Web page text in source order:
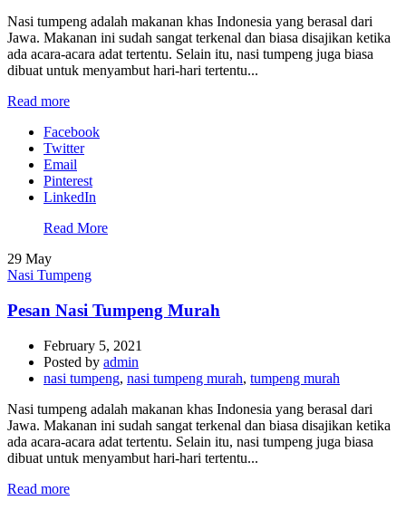
Nasi tumpeng adalah makanan khas Indonesia yang berasal dari
Jawa. Makanan ini sudah sangat terkenal dan biasa disajikan ketika
ada acara-acara adat tertentu. Selain itu, nasi tumpeng juga biasa
dibuat untuk menyambut hari-hari tertentu...
Read more
Facebook
Twitter
Email
Pinterest
LinkedIn
Read More
29 May
Nasi Tumpeng
Pesan Nasi Tumpeng Murah
February 5, 2021
Posted by admin
nasi tumpeng, nasi tumpeng murah, tumpeng murah
Nasi tumpeng adalah makanan khas Indonesia yang berasal dari
Jawa. Makanan ini sudah sangat terkenal dan biasa disajikan ketika
ada acara-acara adat tertentu. Selain itu, nasi tumpeng juga biasa
dibuat untuk menyambut hari-hari tertentu...
Read more